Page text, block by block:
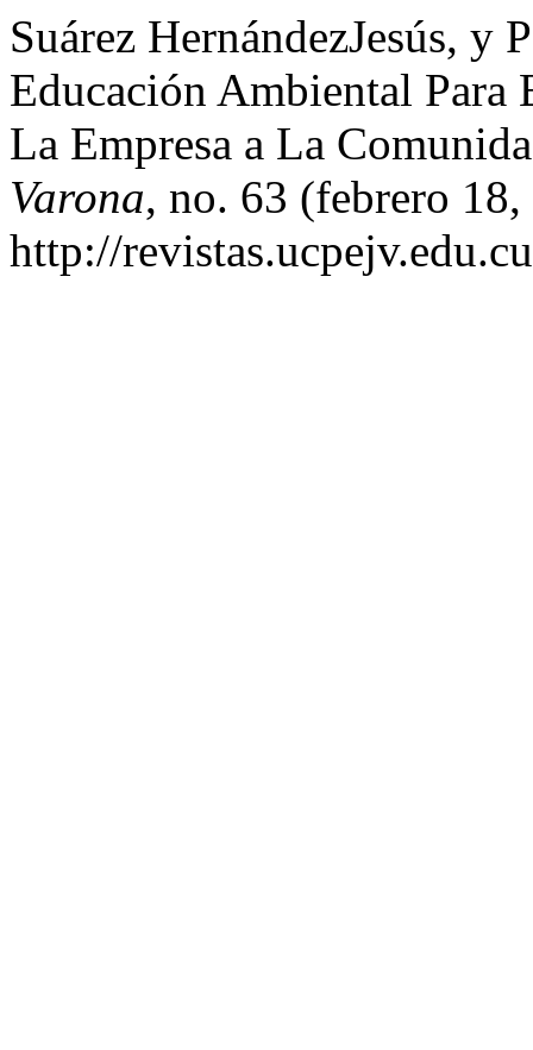
Suárez HernándezJesús, y
Educación Ambiental Para
La Empresa a La
Varona, no. 63 (febrero
http://